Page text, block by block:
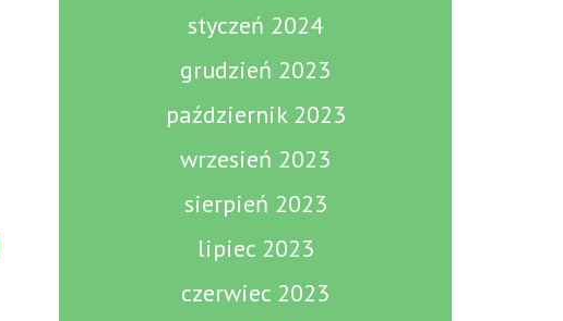
styczeń 2024
grudzień 2023
październik 2023
wrzesień 2023
sierpień 2023
lipiec 2023
czerwiec 2023